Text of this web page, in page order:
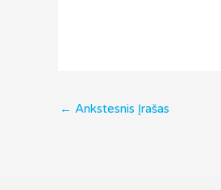
← Ankstesnis Įrašas